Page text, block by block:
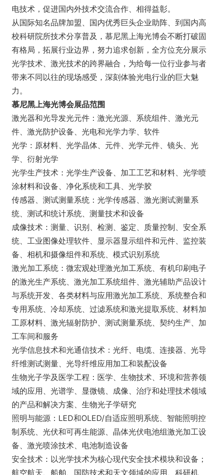
电技术，促进国内外技术交流合作、相得益彰。
从国际知名品牌加盟、国内优秀巨头企业助阵、到国内高
校科研院所技术分享普及，慕尼黑上海光博会不断打破固
有格局，拓展行业边界，努力追求创新，全方位充分展示
光学技术、激光技术的跨界融合，为给每一位行业参与者
带来不同以往的现场感受，深刻体验光电行业的巨大魅
力。
慕尼黑上海光博会展品范围
激光器和光导发光元件：激光光源、系统组件、激光元
件、激光防护设备、光电和光学力学、软件
光学：原材料、光学晶体、元件、光学元件、镜头、光
学、衍射光学
光学生产技术：光学生产设备、加工工艺和材料、光学喷
涂材料和设备、净化系统和工具、光学胶
传感器、测试测量系统：光学传感器、激光测试测量系
统、测试和统计系统、测量技术和设备
成像技术：测量、识别、检测、鉴定、质量控制、安全系
统、工业图像处理软件、显示器显示组件和元件、监控装
备、相机和摄像组件和系统、模式识别系统
激光加工系统：微宏观处理激光加工系统、有机印刷电子
的激光生产系统、激光加工系统组件、激光辅助产品设计
与系统开发、各类材料与应用激光加工系统、系统整合和
专用系统、冷却系统、过滤系统和激光提取系统、材料加
工原材料、激光辐射防护、测试测量系统、契约生产、加
工车间和服务
光学信息技术和光通信技术：光纤、电缆、连接器、光导
纤维测试测量、光导纤维应用加工和装配设备
生物光子学及医学工程：医学、生物技术、环境和营养领
域的应用、光谱学、显微镜、成像、治疗和处理技术领域
的产品和解决方案、生物光子学研究
照明与能源：LED和OLED/自适应照明系统、智能照明控
制系统、光伏和可再生能源、晶体光伏电池组激光加工设
备、激光喷涂技术、电池制造设备
安全技术：以光学技术为核心现代安全技术模块和设备；
航空航天、船舶、国防技术和天文领域的应用、科研机